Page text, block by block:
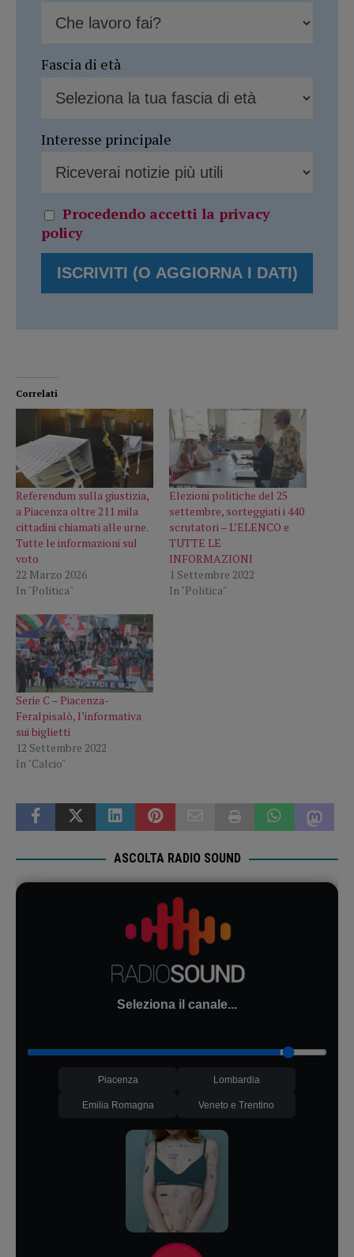
Fascia di età
Interesse principale
Procedendo accetti la privacy
policy
Correlati
Referendum sulla giustizia,
a Piacenza oltre 211 mila
cittadini chiamati alle urne.
Tutte le informazioni sul
voto
22 Marzo 2026
In "Politica"
Elezioni politiche del 25
settembre, sorteggiati i 440
scrutatori – L’ELENCO e
TUTTE LE
INFORMAZIONI
1 Settembre 2022
In "Politica"
Serie C – Piacenza-
Feralpisalò, l’informativa
sui biglietti
12 Settembre 2022
In "Calcio"
ASCOLTA RADIO SOUND
Seleziona il canale...
Piacenza Lombardia
Emilia Romagna Veneto e Trentino